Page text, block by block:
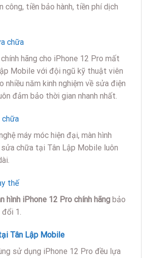
công, tiền bảo hành, tiền phí dịch
chữa
hãng cho iPhone 12 Pro mất
Mobile với đội ngũ kỹ thuật viên
nhiều năm kinh nghiệm về sửa điện
đảm bảo thời gian nhanh nhất.
máy móc hiện đại, màn hình
chữa tại Tân Lập Mobile luôn
thế
hình iPhone 12 Pro chính hãng bảo
đổi 1.
Tân Lập Mobile
sử dụng iPhone 12 Pro đều lựa